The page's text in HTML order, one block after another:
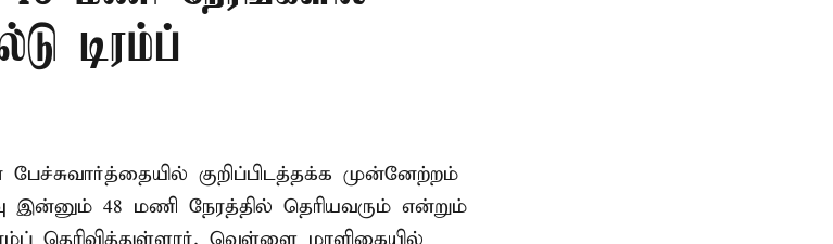
டிரம்ப்
குறிப்பிடத்தக்க முன்னேற்றம்
இன்னும் 48 மணி நேரத்தில் தெரியவரும் என்றும்